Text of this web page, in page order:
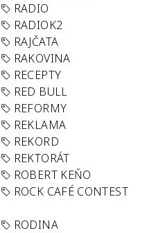
RADIO
RADIOK2
RAJČATA
RAKOVINA
RECEPTY
RED BULL
REFORMY
REKLAMA
REKORD
REKTORÁT
ROBERT KEŇO
ROCK CAFÉ CONTEST
RODINA